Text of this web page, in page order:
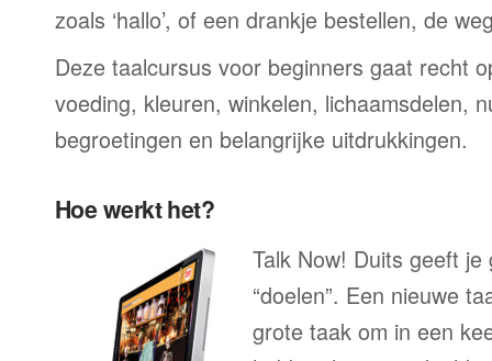
zoals ‘hallo’, of een drankje bestellen, de
Deze taalcursus voor beginners gaat recht
voeding, kleuren, winkelen, lichaamsdelen,
begroetingen en belangrijke uitdrukkingen.
Hoe werkt het?
Talk Now! Duits geeft
“doelen”. Een nieuwe
grote taak om in een